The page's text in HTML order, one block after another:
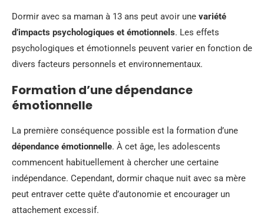
Dormir avec sa maman à 13 ans peut avoir une variété
d’impacts psychologiques et émotionnels. Les effets
psychologiques et émotionnels peuvent varier en fonction de
divers facteurs personnels et environnementaux.
Formation d’une dépendance
émotionnelle
La première conséquence possible est la formation d’une
dépendance émotionnelle. À cet âge, les adolescents
commencent habituellement à chercher une certaine
indépendance. Cependant, dormir chaque nuit avec sa mère
peut entraver cette quête d’autonomie et encourager un
attachement excessif.